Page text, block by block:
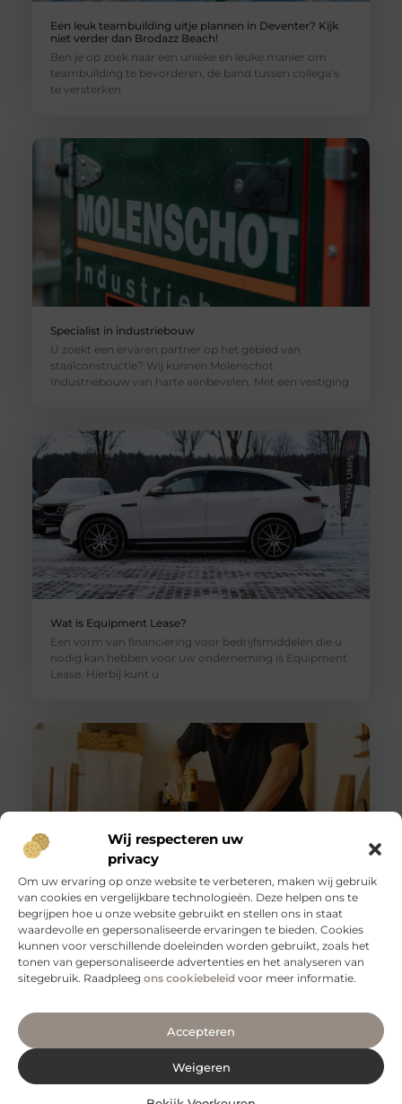
Wij respecteren uw
privacy
Om uw ervaring op onze website te verbeteren, maken wij gebruik
van cookies en vergelijkbare technologieën. Deze helpen ons te
begrijpen hoe u onze website gebruikt en stellen ons in staat
waardevolle en gepersonaliseerde ervaringen te bieden. Cookies
kunnen voor verschillende doeleinden worden gebruikt, zoals het
tonen van gepersonaliseerde advertenties en het analyseren van
sitegebruik. Raadpleeg ons cookiebeleid voor meer informatie.
Accepteren
Weigeren
Een leuk teambuilding uitje plannen in Deventer? Kijk
niet verder dan Brodazz Beach!
Ben je op zoek naar een unieke en leuke manier om
teambuilding te bevorderen, de band tussen collega’s
te versterken
Specialist in industriebouw
U zoekt een ervaren partner op het gebied van
staalconstructie? Wij kunnen Molenschot
Industriebouw van harte aanbevelen. Met een vestiging
Wat is Equipment Lease?
Een vorm van financiering voor bedrijfsmiddelen die u
nodig kan hebben voor uw onderneming is Equipment
Lease. Hierbij kunt u
Slangenboor voor boren in hout
Een slangenboor is een gereedschap dat wordt
gebruikt om gaten in hout te boren. Het is een
handgereedschap met een